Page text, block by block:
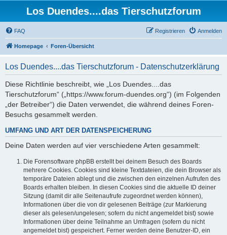
Los Duendes....das Tierschutzforum
FAQ Anmelden
Registrieren
Homepage Foren-Übersicht
Los Duendes....das Tierschutzforum - Datenschutzerklärung
Diese Richtlinie beschreibt, wie „Los Duendes....das
Tierschutzforum“ („https://www.forum-duendes.org“) (im Folgenden
„der Betreiber“) die Daten verwendet, die während deines Foren-
Besuchs gesammelt werden.
UMFANG UND ART DER DATENSPEICHERUNG
Deine Daten werden auf vier verschiedene Arten gesammelt:
Die Forensoftware phpBB erstellt bei deinem Besuch des Boards
mehrere Cookies. Cookies sind kleine Textdateien, die dein Browser als
temporäre Dateien ablegt und die zwischen den einzelnen Aufrufen des
Boards erhalten bleiben. In diesen Cookies sind die aktuelle ID deiner
Sitzung (damit dir alle Seitenaufrufe zugeordnet werden können),
Informationen über die von dir gelesenen Beiträge (zur Markierung
dieser als gelesen/ungelesen; sofern du nicht angemeldet bist) sowie
Informationen über deine Teilnahme an Umfragen (sofern du nicht
angemeldet bist) gespeichert. Ferner werden deine Benutzer-ID, ein